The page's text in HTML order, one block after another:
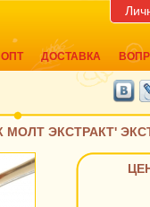
ОПТ ДОСТАВКА
ЭКСТРАКТ'